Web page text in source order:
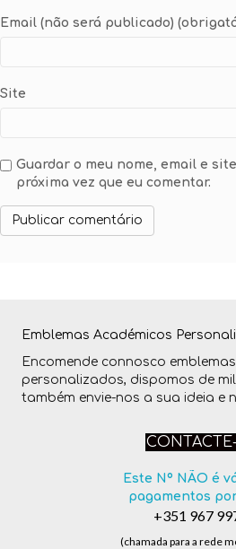
Email (não será publicado)
Site
Guardar o meu nome, email e
próxima vez que eu comentar.
Emblemas Académicos
Encomende connosco
personalizados, dispomos de
também envie-nos a sua ideia e
Este Nº NÃO é
pagamentos
+351 967
(chamada para a rede